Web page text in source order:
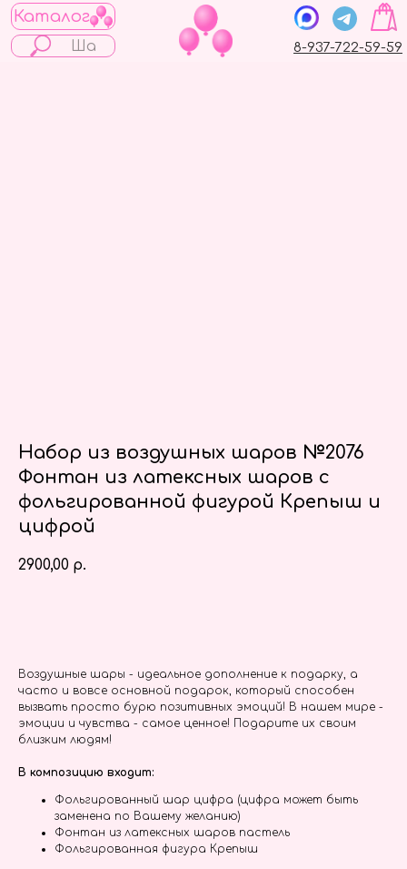
Каталог
8-937-722-59-59
Набор из воздушных шаров №2076
Фонтан из латексных шаров с
фольгированной фигурой Крепыш и
цифрой
2900,00 р.
Воздушные шары - идеальное дополнение к подарку, а
часто и вовсе основной подарок, который способен
вызвать просто бурю позитивных эмоций! В нашем мире -
эмоции и чувства - самое ценное! Подарите их своим
близким людям!
В композицию входит:
Фольгированный шар цифра (цифра может быть
заменена по Вашему желанию)
Фонтан из латексных шаров пастель
Фольгированная фигура Крепыш